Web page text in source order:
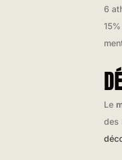
6
Le
des